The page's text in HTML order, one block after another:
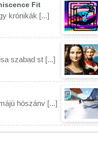
Fit
krónikák [...]
szabad st [...]
hószánv [...]